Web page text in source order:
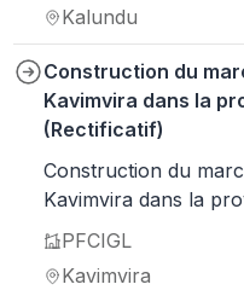
Kalundu
Construction du
Kavimvira dans la
(Rectificatif)
Construction du
Kavimvira dans la
PFCIGL
Kavimvira